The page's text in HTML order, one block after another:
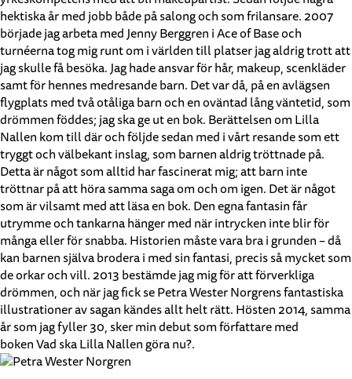
hektiska år med jobb både på salong och som frilansare. 2007
började jag arbeta med Jenny Berggren i Ace of Base och
turnéerna tog mig runt om i världen till platser jag aldrig trott att
jag skulle få besöka. Jag hade ansvar för hår, makeup, scenkläder
samt för hennes medresande barn. Det var då, på en avlägsen
flygplats med två otåliga barn och en oväntad lång väntetid, som
drömmen föddes; jag ska ge ut en bok. Berättelsen om Lilla
Nallen kom till där och följde sedan med i vårt resande som ett
tryggt och välbekant inslag, som barnen aldrig tröttnade på.
Detta är något som alltid har fascinerat mig; att barn inte
tröttnar på att höra samma saga om och om igen. Det är något
som är vilsamt med att läsa en bok. Den egna fantasin får
utrymme och tankarna hänger med när intrycken inte blir för
många eller för snabba. Historien måste vara bra i grunden – då
kan barnen själva brodera i med sin fantasi, precis så mycket som
de orkar och vill. 2013 bestämde jag mig för att förverkliga
drömmen, och när jag fick se Petra Wester Norgrens fantastiska
illustrationer av sagan kändes allt helt rätt. Hösten 2014, samma
år som jag fyller 30, sker min debut som författare med
boken Vad ska Lilla Nallen göra nu?.